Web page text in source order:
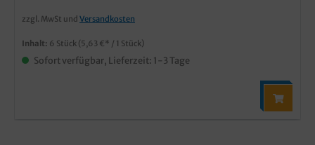
zzgl. MwSt und Versandkosten
Inhalt: 6 Stück (5,63 €* / 1 Stück)
Sofort verfügbar, Lieferzeit: 1-3 Tage